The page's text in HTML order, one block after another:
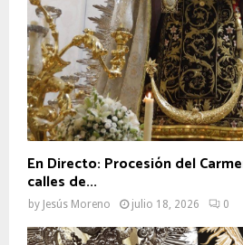
En Directo: Procesión del
calles de...
by Jesús Moreno julio 18, 2026 0